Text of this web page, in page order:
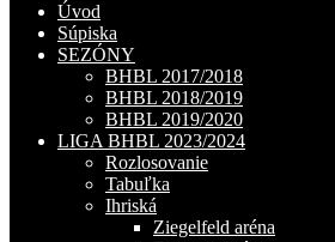
Úvod
Súpiska
SEZÓNY
BHBL 2017/2018
BHBL 2018/2019
BHBL 2019/2020
LIGA BHBL 2023/2024
Rozlosovanie
Tabuľka
Ihriská
Ziegelfeld aréna